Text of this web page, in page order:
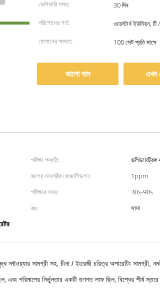
ডেলিভারি সময়:
30 দিন
পরিশোধের শর্ত:
ওয়েস্টার্ন ইউনিয়ন,
যোগানের ক্ষমতা:
100 সেট প্রতি মাসে
ভালো দাম এখন
পরীক্ষা পদ্ধতি:
ভলিউমেট্রিক
জলের সামগ্রীর রেজোলিউশন:
1ppm
পরীক্ষার সময়:
30s-90s
রঙ:
সাদা
সামগ্রী সহ, চীনা / ইংরেজী চরিত্র অপারেটিং সামগ্রী,
পরিমাপের নির্ভুলতার একটি গুণগত লাফ ছিল, বিশ্বের শীর্ষ